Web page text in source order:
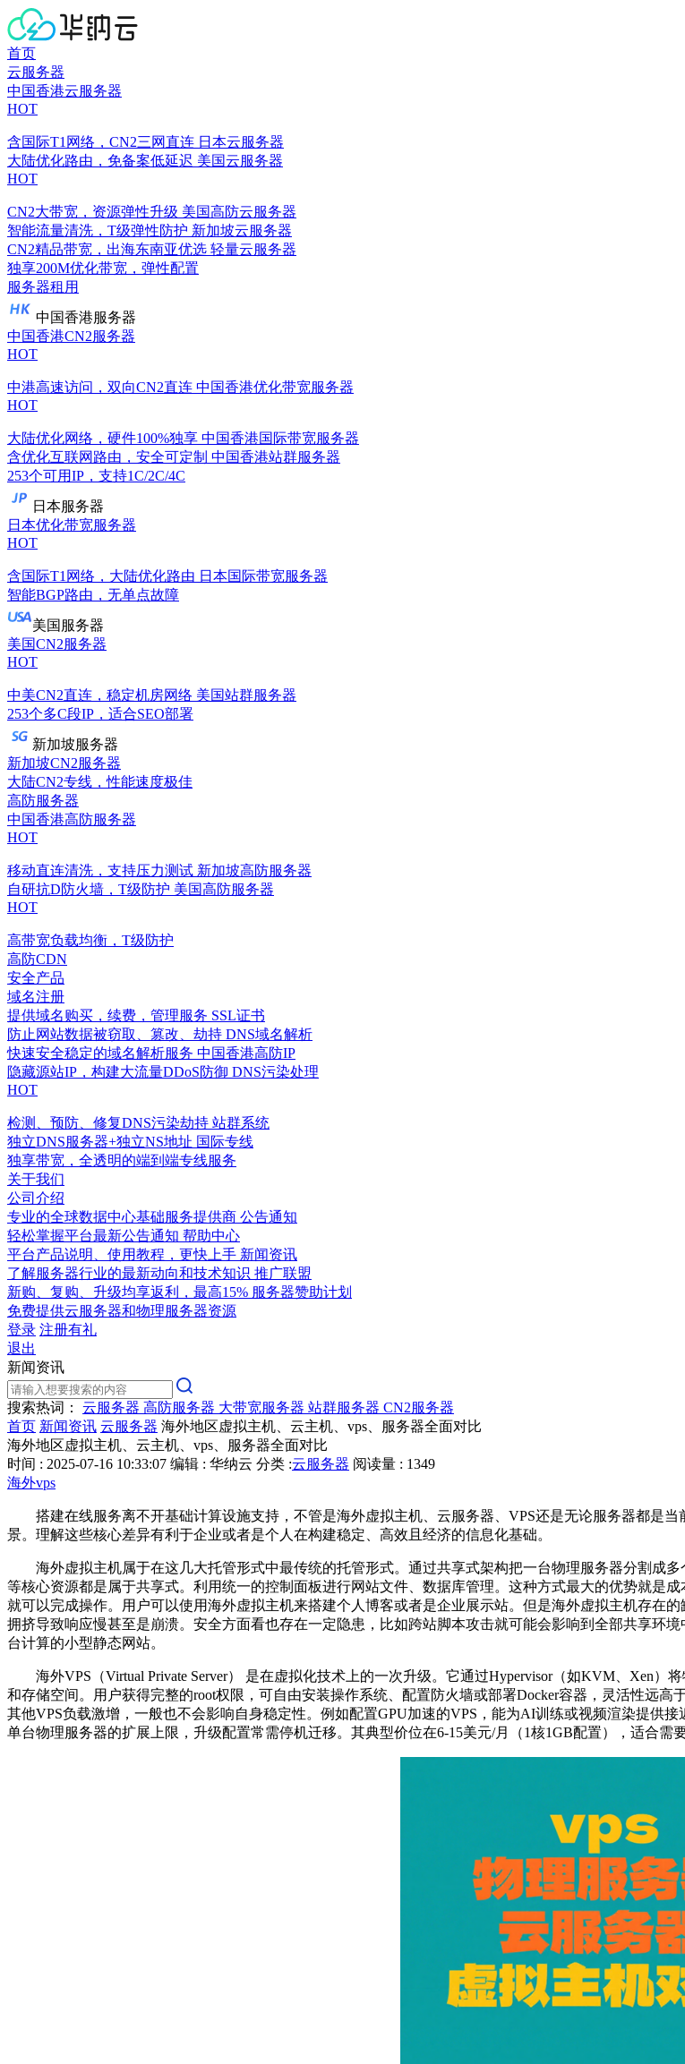
首页
云服务器
中国香港云服务器
HOT
含国际T1网络，CN2三网直连 日本云服务器
大陆优化路由，免备案低延迟 美国云服务器
HOT
CN2大带宽，资源弹性升级 美国高防云服务器
智能流量清洗，T级弹性防护 新加坡云服务器
CN2精品带宽，出海东南亚优选 轻量云服务器
独享200M优化带宽，弹性配置
服务器租用
中国香港服务器
中国香港CN2服务器
HOT
中港高速访问，双向CN2直连 中国香港优化带宽服务器
HOT
大陆优化网络，硬件100%独享 中国香港国际带宽服务器
含优化互联网路由，安全可定制 中国香港站群服务器
253个可用IP，支持1C/2C/4C
日本服务器
日本优化带宽服务器
HOT
含国际T1网络，大陆优化路由 日本国际带宽服务器
智能BGP路由，无单点故障
美国服务器
美国CN2服务器
HOT
中美CN2直连，稳定机房网络 美国站群服务器
253个多C段IP，适合SEO部署
新加坡服务器
新加坡CN2服务器
大陆CN2专线，性能速度极佳
高防服务器
中国香港高防服务器
HOT
移动直连清洗，支持压力测试 新加坡高防服务器
自研抗D防火墙，T级防护 美国高防服务器
HOT
高带宽负载均衡，T级防护
高防CDN
安全产品
域名注册
提供域名购买，续费，管理服务 SSL证书
防止网站数据被窃取、篡改、劫持 DNS域名解析
快速安全稳定的域名解析服务 中国香港高防IP
隐藏源站IP，构建大流量DDoS防御 DNS污染处理
HOT
检测、预防、修复DNS污染劫持 站群系统
独立DNS服务器+独立NS地址 国际专线
独享带宽，全透明的端到端专线服务
关于我们
公司介绍
专业的全球数据中心基础服务提供商 公告通知
轻松掌握平台最新公告通知 帮助中心
平台产品说明、使用教程，更快上手 新闻资讯
了解服务器行业的最新动向和技术知识 推广联盟
新购、复购、升级均享返利，最高15% 服务器赞助计划
免费提供云服务器和物理服务器资源
登录 注册有礼
退出
新闻资讯
搜索热词： 云服务器 高防服务器 大带宽服务器 站群服务器 CN2服务器
首页 新闻资讯 云服务器 海外地区虚拟主机、云主机、vps、服务器全面对比
海外地区虚拟主机、云主机、vps、服务器全面对比
时间 : 2025-07-16 10:33:07 编辑 : 华纳云 分类 :云服务器 阅读量 : 1349
海外vps
搭建在线服务离不开基础计算设施支持，不管是海外虚拟主机、云服务器、 VPS还是无论服务器都是当
景。理解这些核心差异有利于企业或者是个人在构建稳定、高效且经济的信息化基础。
海外虚拟主机属于在这几大托管形式中最传统的托管形式。通过共享式架构把一台物理服务器分割成
等核心资源都是属于共享式。利用统一的控制面板进行网站文件、数据库管理。这种方式最大的优势就是成
就可以完成操作。用户可以使用海外虚拟主机来搭建个人博客或者是企业展示站。但是海外虚拟主机存在
拥挤导致响应慢甚至是崩溃。安全方面看也存在一定隐患，比如跨站脚本攻击就可能会影响到全部共享环
台计算的小型静态网站。
海外VPS （Virtual Private Server） 是在虚拟化技术上的一次升级。它通过Hypervisor（如KVM Xen）
和存储空间。用户获得完整的root权限，可自由安装操作系统、配置防火墙或部署Docker容器，灵活性远高
其他VPS负载激增，一般也不会影响自身稳定性。例如配置GPU加速的VPS ，能为AI训练或视频渲染提供接
单台物理服务器的扩展上限，升级配置常需停机迁移。其典型价位在6-15美元/月（1核1GB配置），适合需